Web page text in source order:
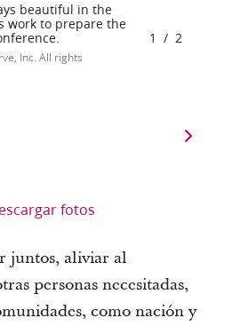
beautiful in the
work to prepare the
Inc. All rights
1 / 2
fotos
juntos, aliviar al
personas necesitadas,
como nación y